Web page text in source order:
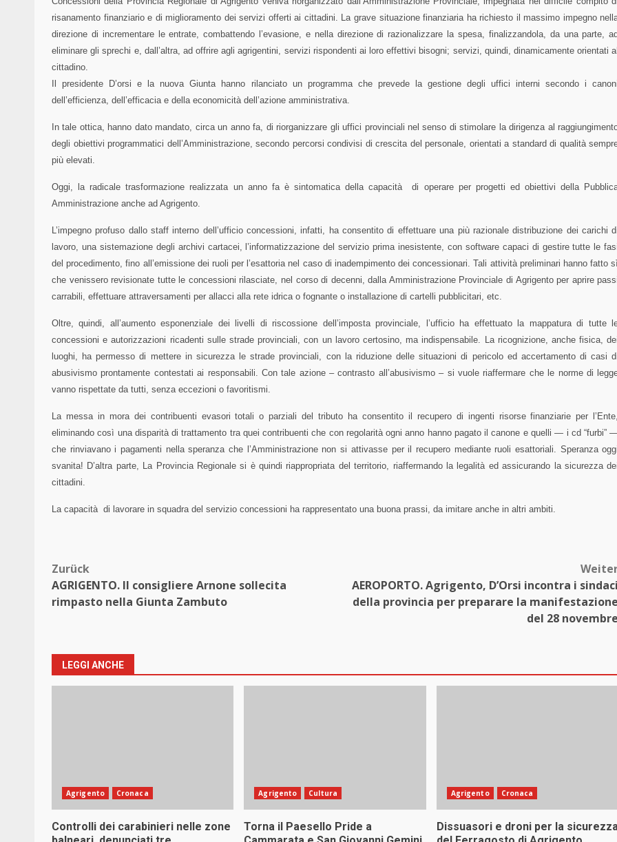
risanamento finanziario e di miglioramento dei servizi offerti ai cittadini. La grave situazione finanziaria ha richiesto il massimo impegno
direzione di incrementare le entrate, combattendo l’evasione, e nella direzione di razionalizzare la spesa, finalizzandola, da una parte,
eliminare gli sprechi e, dall’altra, ad offrire agli agrigentini, servizi rispondenti ai loro effettivi bisogni; servizi, quindi, dinamicamente orientati
cittadino.
Il presidente D’orsi e la nuova Giunta hanno rilanciato un programma che prevede la gestione degli uffici interni secondo i
dell’efficienza, dell’efficacia e della economicità dell’azione amministrativa.
In tale ottica, hanno dato mandato, circa un anno fa, di riorganizzare gli uffici provinciali nel senso di stimolare la dirigenza al
degli obiettivi programmatici dell’Amministrazione, secondo percorsi condivisi di crescita del personale, orientati a standard di qualità
più elevati.
Oggi, la radicale trasformazione realizzata un anno fa è sintomatica della capacità di operare per progetti ed obiettivi della
Amministrazione anche ad Agrigento.
L’impegno profuso dallo staff interno dell’ufficio concessioni, infatti, ha consentito di effettuare una più razionale distribuzione dei carichi
lavoro, una sistemazione degli archivi cartacei, l’informatizzazione del servizio prima inesistente, con software capaci di gestire tutte le
del procedimento, fino all’emissione dei ruoli per l’esattoria nel caso di inadempimento dei concessionari. Tali attività preliminari hanno fatto
che venissero revisionate tutte le concessioni rilasciate, nel corso di decenni, dalla Amministrazione Provinciale di Agrigento per aprire
carrabili, effettuare attraversamenti per allacci alla rete idrica o fognante o installazione di cartelli pubblicitari, etc.
Oltre, quindi, all’aumento esponenziale dei livelli di riscossione dell’imposta provinciale, l’ufficio ha effettuato la mappatura di tutte
concessioni e autorizzazioni ricadenti sulle strade provinciali, con un lavoro certosino, ma indispensabile. La ricognizione, anche fisica,
luoghi, ha permesso di mettere in sicurezza le strade provinciali, con la riduzione delle situazioni di pericolo ed accertamento di casi
abusivismo prontamente contestati ai responsabili. Con tale azione – contrasto all’abusivismo – si vuole riaffermare che le norme di
vanno rispettate da tutti, senza eccezioni o favoritismi.
La messa in mora dei contribuenti evasori totali o parziali del tributo ha consentito il recupero di ingenti risorse finanziarie per
eliminando così una disparità di trattamento tra quei contribuenti che con regolarità ogni anno hanno pagato il canone e quelli — i cd “furbi”
che rinviavano i pagamenti nella speranza che l’Amministrazione non si attivasse per il recupero mediante ruoli esattoriali. Speranza
svanita! D’altra parte, La Provincia Regionale si è quindi riappropriata del territorio, riaffermando la legalità ed assicurando la sicurezza
cittadini.
La capacità di lavorare in squadra del servizio concessioni ha rappresentato una buona prassi, da imitare anche in altri ambiti.
Beitragsnavigation
Zurück
AGRIGENTO. Il consigliere Arnone sollecita
rimpasto nella Giunta Zambuto
AEROPORTO. Agrigento, D’Orsi incontra i
della provincia per preparare la
del 28
LEGGI ANCHE
Agrigento Cronaca
Controlli dei carabinieri nelle zone
Agrigento Cultura
Torna il Paesello Pride a
Agrigento Cronaca
Dissuasori e droni per la